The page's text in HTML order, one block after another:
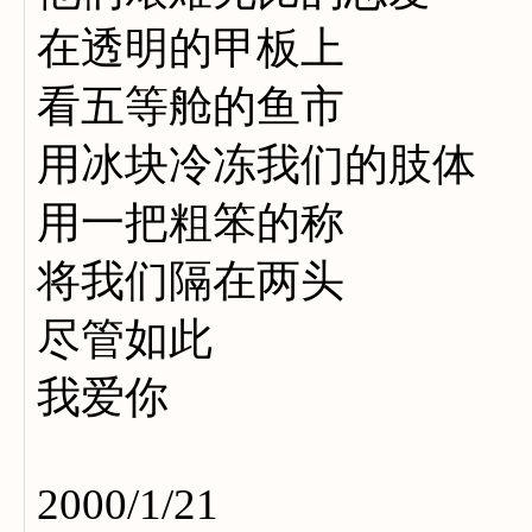
在透明的甲板上
看五等舱的鱼市
用冰块冷冻我们的肢体
用一把粗笨的称
将我们隔在两头
尽管如此
我爱你
2000/1/21